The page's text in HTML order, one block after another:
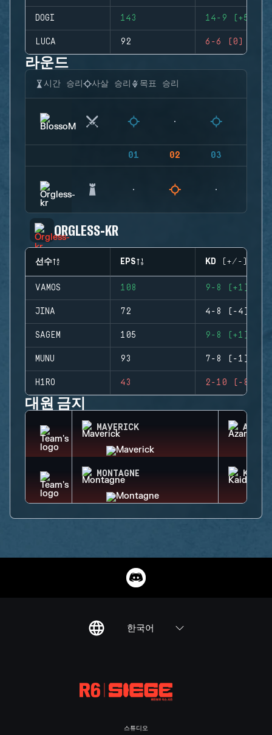
DOGI 143 14-9 (+5)
LUCA 92 6-6 (0)
라운드
시간 승리 사살 승리 목표 승리
01 02 03
ORGLESS-KR
선수 EPS KD (+/-)
VAMOS 108 9-8 (+1)
JINA 72 4-8 (-4)
SAGEM 105 9-8 (+1)
MUNU 93 7-8 (-1)
H1RO 43 2-10 (-8)
대원 금지
MAVERICK AZAMI
MONTAGNE KAID
한국어
스튜디오